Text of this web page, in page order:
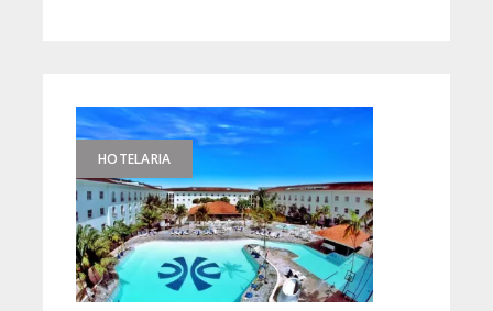
HOTELARIA